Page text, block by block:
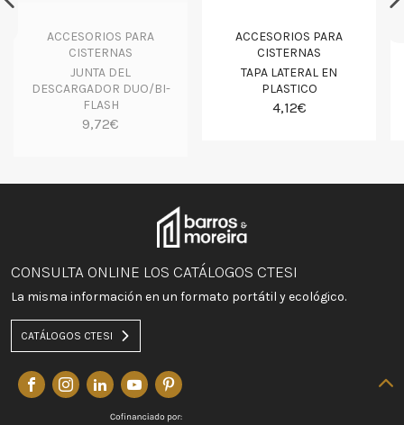
ACCESORIOS PARA
CISTERNAS
JUNTA DEL
DESCARGADOR DUO/BI-
FLASH
9,72€
ACCESORIOS PARA
CISTERNAS
TAPA LATERAL EN
PLASTICO
4,12€
CONSULTA ONLINE LOS CATÁLOGOS CTESI
La misma información en un formato portátil y ecológico.
CATÁLOGOS CTESI